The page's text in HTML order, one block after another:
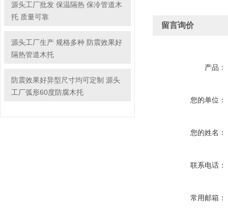
源头工厂批发 保温隔热 保冷管道木
托 质量可靠
源头工厂生产 规格多种 防震效果好
隔热管道木托
防震效果好异型尺寸均可定制 源头
工厂弧形60度防腐木托
留言询价
产品：
您的单位：
您的姓名：
联系电话：
常用邮箱：